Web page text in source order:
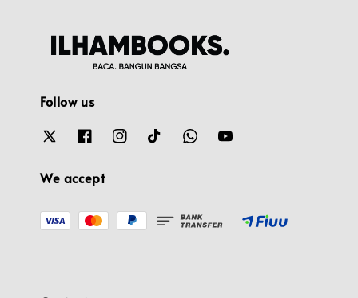
Follow us
We accept